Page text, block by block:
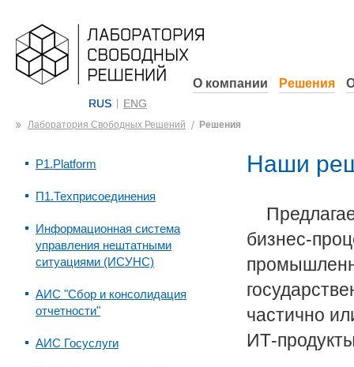
RUS ENG
О компании Решения
Лаборатория Свободных Решений Решения
P1.Platform
П1.Техприсоединения
Информационная система
управления нештатными
ситуациями (ИСУНС)
АИС "Сбор и консолидация
отчетности"
АИС Госуслуги
Наши
бизнес-
частично
ИТ-